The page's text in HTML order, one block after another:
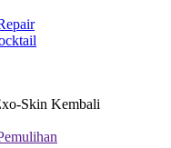
Skin Kembali